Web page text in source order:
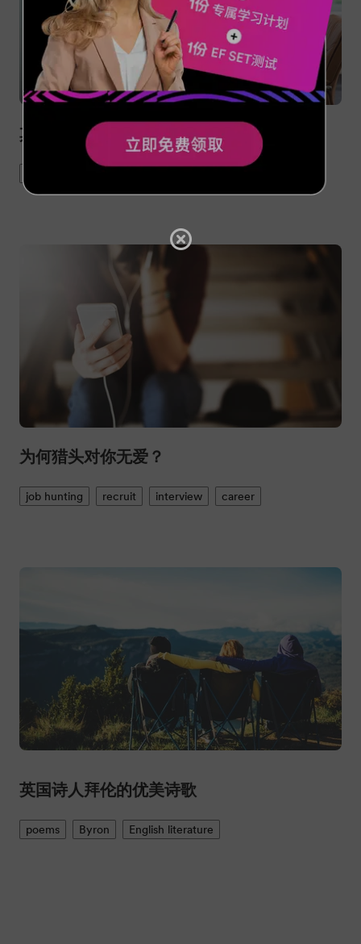
其实老板更喜欢会谈工资的员工
为何猎头对你无爱？
job hunting recruit interview career
英国诗人拜伦的优美诗歌
poems Byron English literature